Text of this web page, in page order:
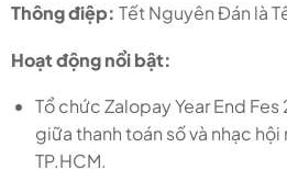
Thông điệp: Tết Nguyên Đán là
Hoạt động nổi bật:
Tổ chức Zalopay Year End
giữa thanh toán số và nhạc hội
TP.HCM.